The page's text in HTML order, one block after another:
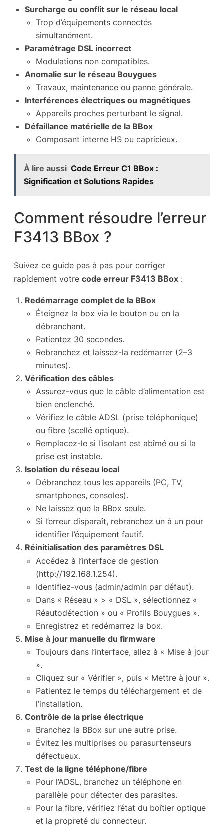
Surcharge ou conflit sur le réseau local
Trop d’équipements connectés
simultanément.
Paramétrage DSL incorrect
Modulations non compatibles.
Anomalie sur le réseau Bouygues
Travaux, maintenance ou panne générale.
Interférences électriques ou magnétiques
Appareils proches perturbant le signal.
Défaillance matérielle de la BBox
Composant interne HS ou capricieux.
À lire aussi Code Erreur C1 BBox :
Signification et Solutions Rapides
Comment résoudre l’erreur
F3413 BBox ?
Suivez ce guide pas à pas pour corriger
rapidement votre code erreur F3413 BBox :
Redémarrage complet de la BBox
Éteignez la box via le bouton ou en la
débranchant.
Patientez 30 secondes.
Rebranchez et laissez-la redémarrer (2–3
minutes).
Vérification des câbles
Assurez-vous que le câble d’alimentation est
bien enclenché.
Vérifiez le câble ADSL (prise téléphonique)
ou fibre (scellé optique).
Remplacez-le si l’isolant est abîmé ou si la
prise est instable.
Isolation du réseau local
Débranchez tous les appareils (PC, TV,
smartphones, consoles).
Ne laissez que la BBox seule.
Si l’erreur disparaît, rebranchez un à un pour
identifier l’équipement fautif.
Réinitialisation des paramètres DSL
Accédez à l’interface de gestion
(http://192.168.1.254).
Identifiez-vous (admin/admin par défaut).
Dans « Réseau » > « DSL », sélectionnez «
Réautodétection » ou « Profils Bouygues ».
Enregistrez et redémarrez la box.
Mise à jour manuelle du firmware
Toujours dans l’interface, allez à « Mise à jour
».
Cliquez sur « Vérifier », puis « Mettre à jour ».
Patientez le temps du téléchargement et de
l’installation.
Contrôle de la prise électrique
Branchez la BBox sur une autre prise.
Évitez les multiprises ou parasurtenseurs
défectueux.
Test de la ligne téléphone/fibre
Pour l’ADSL, branchez un téléphone en
parallèle pour détecter des parasites.
Pour la fibre, vérifiez l’état du boîtier optique
et la propreté du connecteur.